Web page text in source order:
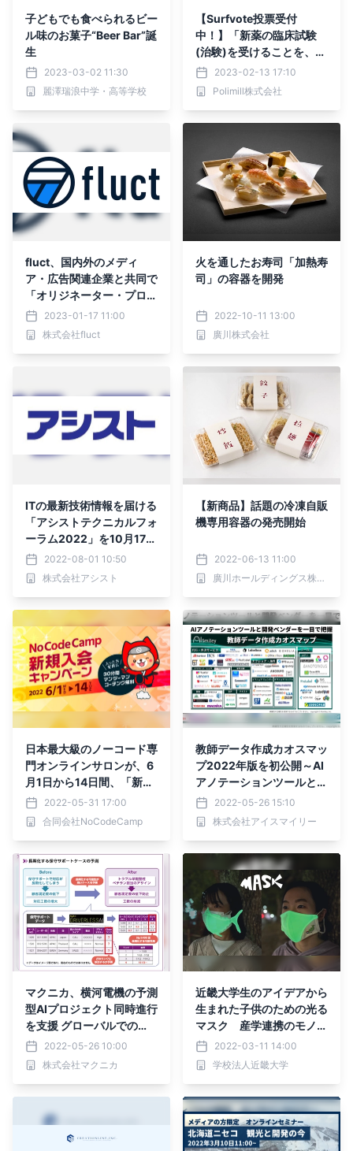
子どもでも食べられるビー
ル味のお菓子“Beer Bar”誕
生
2023-03-02 11:30
麗澤瑞浪中学・高等学校
【Surfvote投票受付
中！】「新薬の臨床試験
(治験)を受けることを、刑
罰の１つに加えるべき
か？」
2023-02-13 17:10
Polimill株式会社
fluct、国内外のメディ
ア・広告関連企業と共同で
「オリジネーター・プロフ
ァイル(OP)技術研究組
合」を設立
2023-01-17 11:00
株式会社fluct
火を通したお寿司「加熱寿
司」の容器を開発
2022-10-11 13:00
廣川株式会社
ITの最新技術情報を届ける
「アシストテクニカルフォ
ーラム2022」を10月17日
から開催2022-08-01 10:50
株式会社アシスト
【新商品】話題の冷凍自販
機専用容器の発売開始
2022-06-13 11:00
廣川ホールディングス株式会社
日本最大級のノーコード専
門オンラインサロンが、6
月1日から14日間、「新規
入会者マンツーマンコーチ
ングが無料で受けられる」
限定キャンペーンを実施
2022-05-31 17:00
合同会社NoCodeCamp
教師データ作成カオスマッ
プ2022年版を初公開～AI
アノテーションツールと開
発ベンダーを一目で把握～
2022-05-26 15:10
株式会社アイスマイリー
マクニカ、横河電機の予測
型AIプロジェクト同時進行
を支援 グローバルでの
「サポート長期化予測」や
「在庫予測」などに成功
2022-05-26 10:00
株式会社マクニカ
近畿大学生のアイデアから
生まれた子供のための光る
マスク 産学連携のモノづ
くり施設で蓄光糸を使った
発光マスクを共同開発
2022-03-11 14:00
学校法人近畿大学